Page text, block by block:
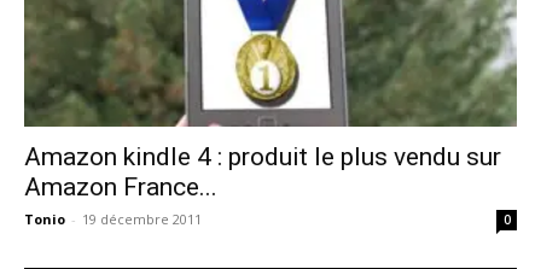
Amazon kindle 4 : produit le plus vendu sur
Amazon France...
Tonio - 19 décembre 2011 0